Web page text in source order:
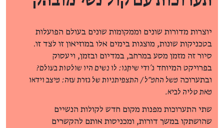
יוצרות מדורות שונים וממקומות שונים בעולם הפועלות
בטכניקות שונות, מוצגות בימים אלו במוזיאון זו לצד זו.
סיור זה מזמן מסע במרחב, במדיום ובזמן, ויעסוק
בפרויקט המיוחד ג'ודי שיקגו: לו נשים היו שולטות בעולם?
ובתערוכה משל החמ"ל / התצפיתניות של גזרת עזה: מיצב וידאו
מאת טליה לביא.
שתי התערוכות מפנות מקום חדש לקולות הנשיים
שהושתקו במשך דורות, ומכניסות אותם להקשרים